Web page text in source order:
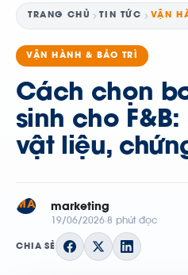
TRANG CHỦ TIN TỨC VẬN
VẬN HÀNH & BẢO TRÌ
Cách chọn
sinh cho
vật liệu,
MA marketing
19/06/2026 8 phút đọc
CHIA SẺ